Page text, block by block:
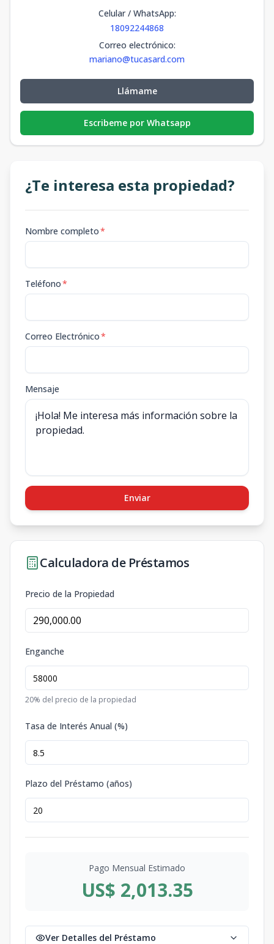
Celular / WhatsApp:
18092244868
Correo electrónico:
mariano@tucasard.com
Llámame
Escribeme por Whatsapp
¿Te interesa esta propiedad?
Nombre completo*
Teléfono*
Correo Electrónico*
Mensaje
Enviar
Calculadora de Préstamos
Precio de la Propiedad
Enganche
20% del precio de la propiedad
Tasa de Interés Anual (%)
Plazo del Préstamo (años)
Pago Mensual Estimado
US$ 2,013.35
Ver Detalles del Préstamo